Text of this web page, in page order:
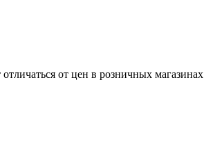
от цен в розничных магазинах